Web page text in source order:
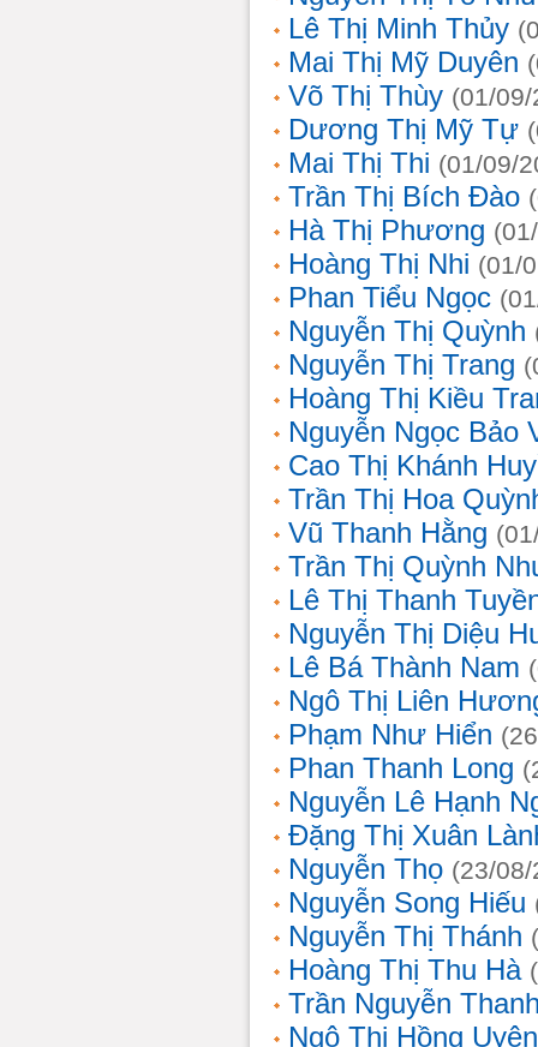
Lê Thị Minh Thủy
Mai Thị Mỹ Duyên
Võ Thị Thùy (01/
Dương Thị Mỹ Tự
Mai Thị Thi (01/09/
Trần Thị Bích Đào
Hà Thị Phương
Hoàng Thị Nhi (01/
Phan Tiểu Ngọc
Nguyễn Thị Quỳnh
Nguyễn Thị Trang
Hoàng Thị Kiều
Nguyễn Ngọc Bảo
Cao Thị Khánh
Trần Thị Hoa
Vũ Thanh Hằng
Trần Thị Quỳnh
Lê Thị Thanh
Nguyễn Thị Diệu
Lê Bá Thành Nam
Ngô Thị Liên
Phạm Như Hiển
Phan Thanh Long
Nguyễn Lê Hạnh
Đặng Thị Xuân
Nguyễn Thọ (23/
Nguyễn Song Hiếu
Nguyễn Thị Thánh
Hoàng Thị Thu Hà
Trần Nguyễn
Ngô Thị Hồng Uyên